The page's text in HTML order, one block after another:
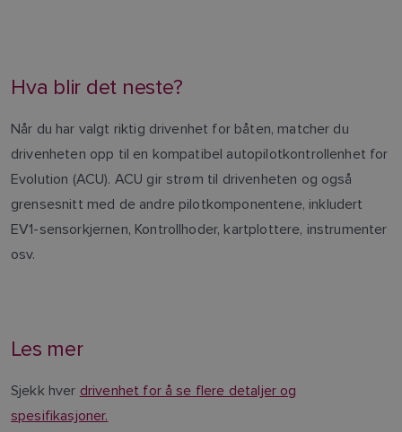
Hva blir det neste?
Når du har valgt riktig drivenhet for båten, matcher du
drivenheten opp til en kompatibel autopilotkontrollenhet for
Evolution (ACU). ACU gir strøm til drivenheten og også
grensesnitt med de andre pilotkomponentene, inkludert
EV1-sensorkjernen, Kontrollhoder, kartplottere, instrumenter
osv.
Les mer
Sjekk hver drivenhet for å se flere detaljer og
spesifikasjoner.